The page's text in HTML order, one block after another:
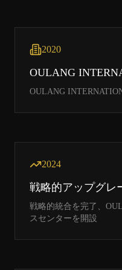
2020
OULANG
OULANG
2024
戦略的アップグレ
戦略的統合を完了、
スセンターを開設